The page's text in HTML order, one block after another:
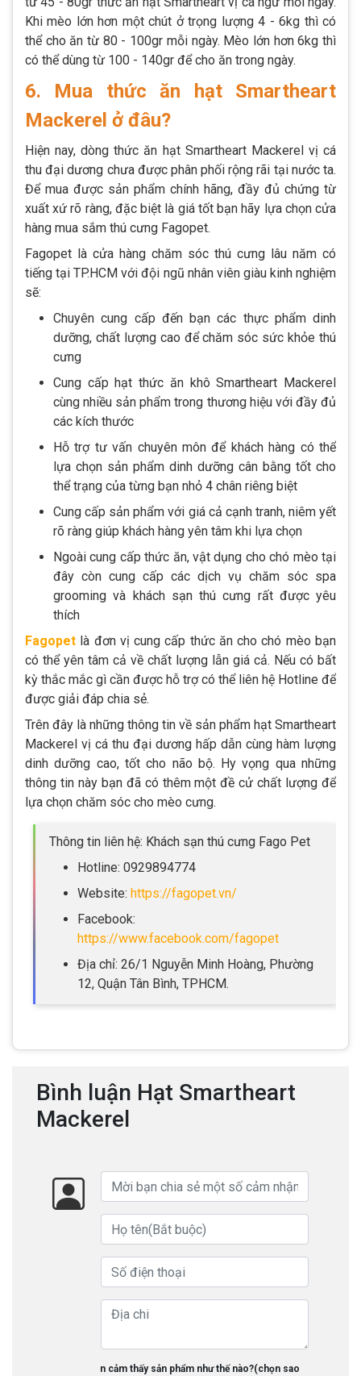
Khi mèo lớn hơn một chút ở trọng lượng 4 - 6kg thì có
thể cho ăn từ 80 - 100gr mỗi ngày. Mèo lớn hơn 6kg thì
có thể dùng từ 100 - 140gr để cho ăn trong ngày.
6. Mua thức ăn hạt Smartheart
Mackerel ở đâu?
Hiện nay, dòng thức ăn hạt Smartheart Mackerel vị cá
thu đại dương chưa được phân phối rộng rãi tại nước ta.
Để mua được sản phẩm chính hãng, đầy đủ chứng từ
xuất xứ rõ ràng, đặc biệt là giá tốt bạn hãy lựa chọn cửa
hàng mua sắm thú cưng Fagopet.
Fagopet là cửa hàng chăm sóc thú cưng lâu năm có
tiếng tại TP.HCM với đội ngũ nhân viên giàu kinh nghiệm
sẽ:
Chuyên cung cấp đến bạn các thực phẩm dinh
dưỡng, chất lượng cao để chăm sóc sức khỏe thú
cưng
Cung cấp hạt thức ăn khô Smartheart Mackerel
cùng nhiều sản phẩm trong thương hiệu với đầy đủ
các kích thước
Hỗ trợ tư vấn chuyên môn để khách hàng có thể
lựa chọn sản phẩm dinh dưỡng cân bằng tốt cho
thể trạng của từng bạn nhỏ 4 chân riêng biệt
Cung cấp sản phẩm với giá cả cạnh tranh, niêm yết
rõ ràng giúp khách hàng yên tâm khi lựa chọn
Ngoài cung cấp thức ăn, vật dụng cho chó mèo tại
đây còn cung cấp các dịch vụ chăm sóc spa
grooming và khách sạn thú cưng rất được yêu
thích
Fagopet là đơn vị cung cấp thức ăn cho chó mèo bạn
có thể yên tâm cả về chất lượng lẫn giá cả. Nếu có bất
kỳ thắc mắc gì cần được hỗ trợ có thể liên hệ Hotline để
được giải đáp chia sẻ.
Trên đây là những thông tin về sản phẩm hạt Smartheart
Mackerel vị cá thu đại dương hấp dẫn cùng hàm lượng
dinh dưỡng cao, tốt cho não bộ. Hy vọng qua những
thông tin này bạn đã có thêm một đề cử chất lượng để
lựa chọn chăm sóc cho mèo cưng.
Thông tin liên hệ: Khách sạn thú cưng Fago Pet
Hotline: 0929894774
Website: https://fagopet.vn/
Facebook:
https://www.facebook.com/fagopet
Địa chỉ: 26/1 Nguyễn Minh Hoàng, Phường
12, Quận Tân Bình, TPHCM.
Bình luận Hạt Smartheart
Mackerel
Bạn cảm thấy sản phẩm như thế nào?(chọn sao